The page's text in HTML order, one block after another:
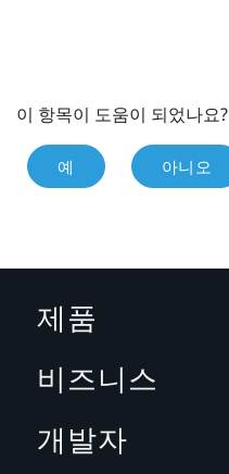
이 항목이 도움이 되었나요?
예 아니오
제품
비즈니스
개발자